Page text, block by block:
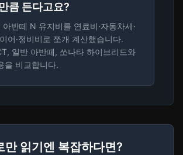
큼 든다고요?
반떼 N 유지비를 연료비·자동차세·
어·정비비로 쪼개 계산했습니다.
일반 아반떼, 쏘나타 하이브리드와
을 비교합니다.
만 읽기엔 복잡하다면?